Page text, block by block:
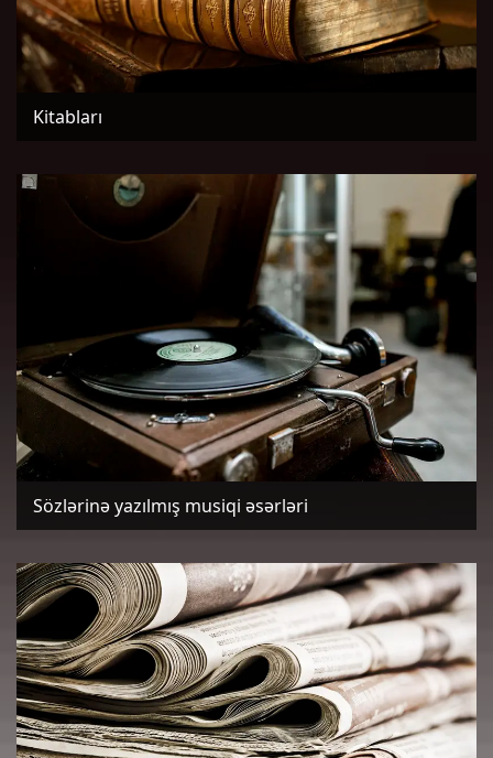
Kitabları
Sözlərinə yazılmış musiqi əsərləri